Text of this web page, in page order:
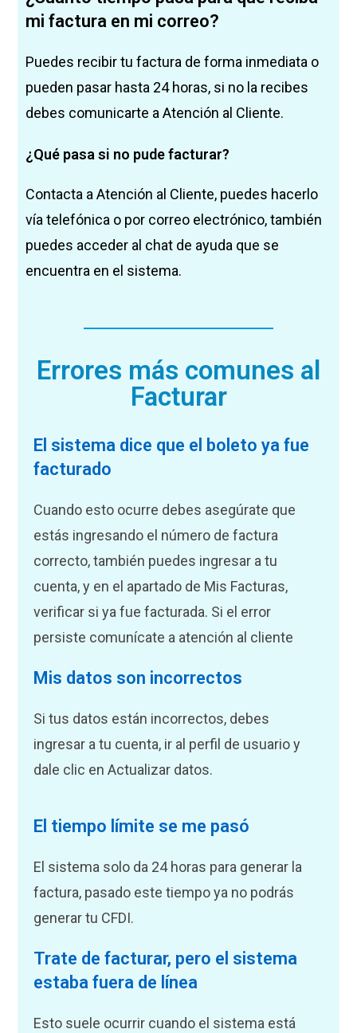
mi factura en mi correo?
Puedes recibir tu factura de forma inmediata o
pueden pasar hasta 24 horas, si no la recibes
debes comunicarte a Atención al Cliente.
¿Qué pasa si no pude facturar?
Contacta a Atención al Cliente, puedes hacerlo
vía telefónica o por correo electrónico, también
puedes acceder al chat de ayuda que se
encuentra en el sistema.
Errores más comunes al
Facturar
El sistema dice que el boleto ya fue
facturado
Cuando esto ocurre debes asegúrate que
estás ingresando el número de factura
correcto, también puedes ingresar a tu
cuenta, y en el apartado de Mis Facturas,
verificar si ya fue facturada. Si el error
persiste comunícate a atención al cliente
Mis datos son incorrectos
Si tus datos están incorrectos, debes
ingresar a tu cuenta, ir al perfil de usuario y
dale clic en Actualizar datos.
El tiempo límite se me pasó
El sistema solo da 24 horas para generar la
factura, pasado este tiempo ya no podrás
generar tu CFDI.
Trate de facturar, pero el sistema
estaba fuera de línea
Esto suele ocurrir cuando el sistema está